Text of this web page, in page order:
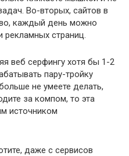
Во-вторых, сайтов в
каждый день можно
рекламных страниц.
веб серфингу хотя бы 1-2
пару-тройку
не умеете делать,
за компом, то эта
источником
даже с сервисов